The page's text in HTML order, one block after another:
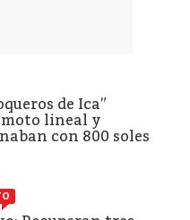
de Ica”
lineal y
con 800 soles